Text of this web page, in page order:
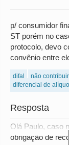
p/ consumidor
ST porém no
protocolo, devo
convênio entre
difal não
diferencial de
Resposta
Olá Paulo, caso
obrigação de